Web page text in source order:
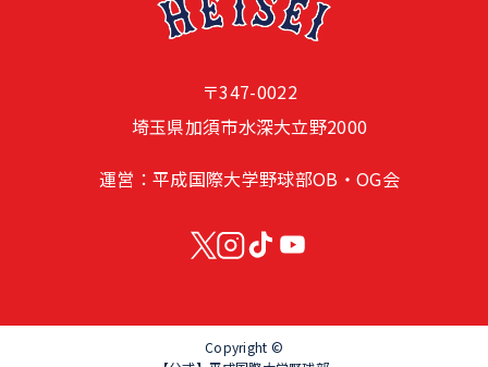
〒347-0022
埼玉県加須市水深大立野2000
運営：平成国際大学野球部OB・OG会
Copyright ©